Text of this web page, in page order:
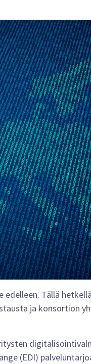
edelleen. Tällä
ja konsortion
(EDI)